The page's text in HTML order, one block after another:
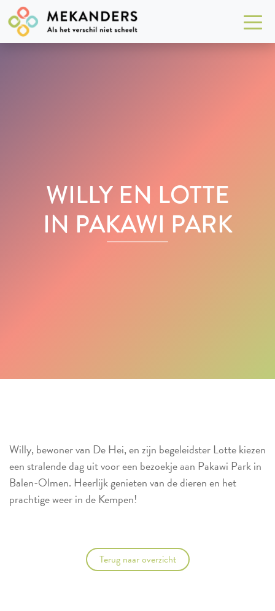
WILLY EN LOTTE
IN PAKAWI PARK
Willy, bewoner van De Hei, en zijn begeleidster Lotte kiezen
een stralende dag uit voor een bezoekje aan Pakawi Park in
Balen-Olmen. Heerlijk genieten van de dieren en het
prachtige weer in de Kempen!
Terug naar overzicht